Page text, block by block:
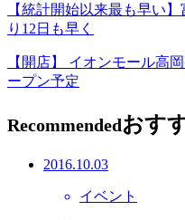
【統計開始以来最も早い
り12日も早く
【開店】 イオンモール高
ープン予定
Recommendedおす
2016.10.03
イベント